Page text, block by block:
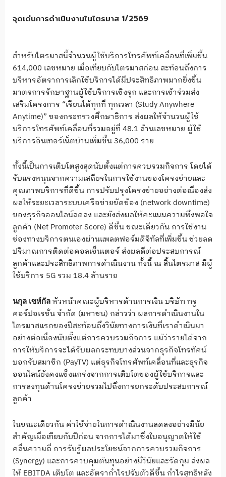
จุดเด่นการดำเนินงานในไตรมาส 1/2569
สำหรับไตรมาสนี้จำนวนผู้ใช้บริการโทรศัพท์เคลื่อนที่เพิ่มขึ้น
614,000 เลขหมาย เมื่อเทียบกับไตรมาสก่อน สะท้อนถึงการ
บริหารอัตราการเลิกใช้บริการได้มีประสิทธิภาพมากยิ่งขึ้น
มาตรการรักษาฐานผู้ใช้บริการเชิงรุก และการเข้าร่วมส่ง
เสริมโครงการ “เรียนได้ทุกที่ ทุกเวลา (Study Anywhere
Anytime)” ของกระทรวงศึกษาธิการ ส่งผลให้จำนวนผู้ใช้
บริการโทรศัพท์เคลื่อนที่รวมอยู่ที่ 48.1 ล้านเลขหมาย ผู้ใช้
บริการอินเทอร์เน็ตบ้านเพิ่มขึ้น 36,000 ราย
ทั้งนี้เป็นการเติบโตสูงสุดนับตั้งแต่การควบรวมกิจการ โดยได้
รับแรงหนุนจากความเสถียรในการใช้งานของโครงข่ายและ
คุณภาพบริการที่ดีขึ้น การปรับปรุงโครงข่ายอย่างต่อเนื่องส่ง
ผลให้ระยะเวลาระบบเครือข่ายขัดข้อง (network downtime)
ของธุรกิจออนไลน์ลดลง และยังส่งผลให้คะแนนความพึงพอใจ
ลูกค้า (Net Promoter Score) ดีขึ้น ขณะเดียวกัน การใช้งาน
ช่องทางบริการตนเองผ่านแพลตฟอร์มดิจิทัลที่เพิ่มขึ้น ช่วยลด
ปริมาณการติดต่อคอลเซ็นเตอร์ ส่งผลดีต่อประสบการณ์
ลูกค้าและประสิทธิภาพการดำเนินงาน ทั้งนี้ ณ สิ้นไตรมาส มีผู้
ใช้บริการ 5G รวม 18.4 ล้านราย
นกุล เซห์กัล หัวหน้าคณะผู้บริหารด้านการเงิน บริษัท ทรู
คอร์ปอเรชั่น จำกัด (มหาชน) กล่าวว่า ผลการดำเนินงานใน
ไตรมาสแรกของปีสะท้อนถึงวินัยทางการเงินที่เราดำเนินมา
อย่างต่อเนื่องนับตั้งแต่การควบรวมกิจการ แม้ว่ารายได้จาก
การให้บริการจะได้รับผลกระทบบางส่วนจากธุรกิจโทรทัศน์
บอกรับสมาชิก (PayTV) แต่ธุรกิจโทรศัพท์เคลื่อนที่และธุรกิจ
ออนไลน์ยังคงแข็งแกร่งจากการเติบโตของผู้ใช้บริการและ
การลงทุนด้านโครงข่ายรวมไปถึงการยกระดับประสบการณ์
ลูกค้า
ในขณะเดียวกัน ค่าใช้จ่ายในการดำเนินงานลดลงอย่างมีนัย
สำคัญเมื่อเทียบกับปีก่อน จากการได้มาซึ่งใบอนุญาตให้ใช้
คลื่นความถี่ การรับรู้ผลประโยชน์จากการควบรวมกิจการ
(Synergy) และการควบคุมต้นทุนอย่างมีวินัยและรัดกุม ส่งผล
ให้ EBITDA เติบโต และอัตรากำไรปรับตัวดีขึ้น กำไรสุทธิหลัง